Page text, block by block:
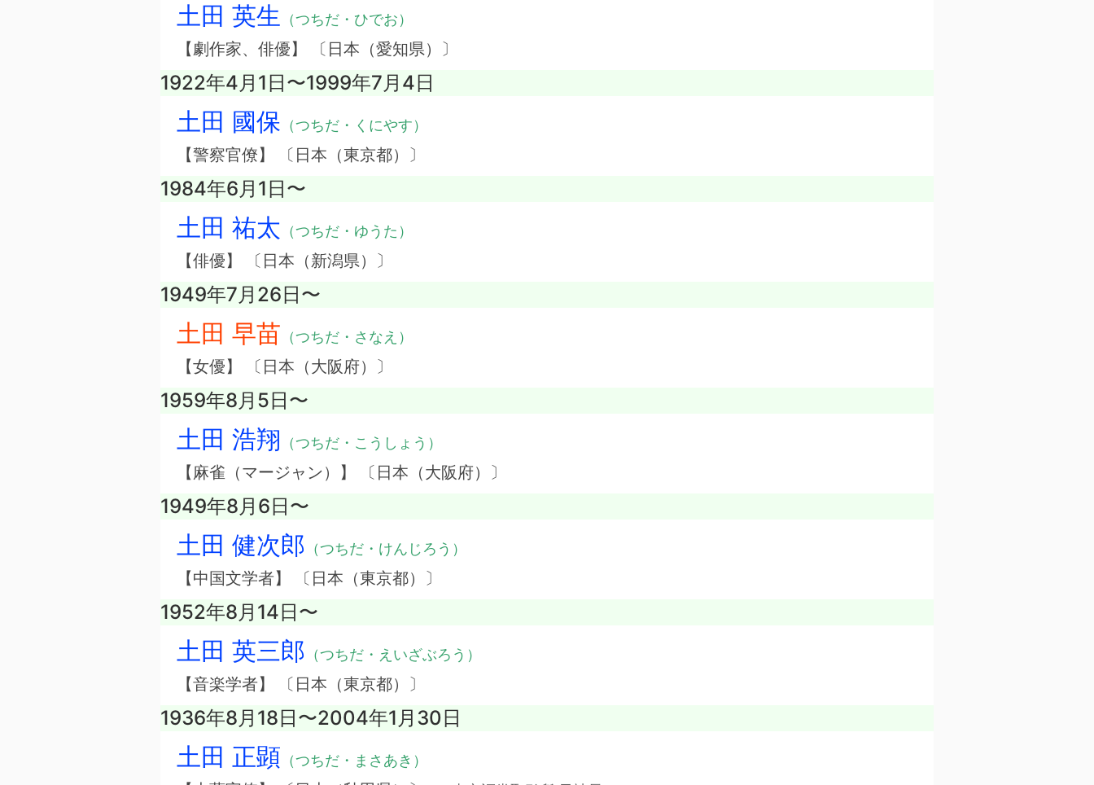
土田 英生 （つちだ・ひでお）
【劇作家、俳優】 〔日本（愛知県）〕
1922年4月1日〜1999年7月4日
土田 國保 （つちだ・くにやす）
【警察官僚】 〔日本（東京都）〕
1984年6月1日〜
土田 祐太 （つちだ・ゆうた）
【俳優】 〔日本（新潟県）〕
1949年7月26日〜
土田 早苗 （つちだ・さなえ）
【女優】 〔日本（大阪府）〕
1959年8月5日〜
土田 浩翔 （つちだ・こうしょう）
【麻雀（マージャン）】 〔日本（大阪府）〕
1949年8月6日〜
土田 健次郎 （つちだ・けんじろう）
【中国文学者】 〔日本（東京都）〕
1952年8月14日〜
土田 英三郎 （つちだ・えいざぶろう）
【音楽学者】 〔日本（東京都）〕
1936年8月18日〜2004年1月30日
土田 正顕 （つちだ・まさあき）